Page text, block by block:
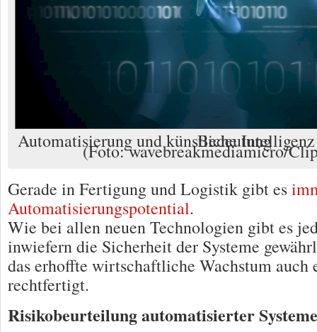
Automatisierung und künstliche Intelligenz gewinnen weiter an Bedeutung
(Foto: wavebreakmediamicro/
Gerade in Fertigung und Logistik gibt es
Automatisierungspotential.
Wie bei allen neuen Technologien gibt es
inwiefern die Sicherheit der Systeme
das erhoffte wirtschaftliche Wachstum auch
rechtfertigt.
Risikobeurteilung automatisierter Systeme